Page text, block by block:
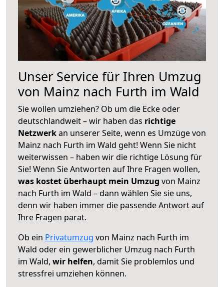
Unser Service für Ihren Umzug
von Mainz nach Furth im Wald
Sie wollen umziehen? Ob um die Ecke oder
deutschlandweit – wir haben das richtige
Netzwerkan unserer Seite, wenn es Umzüge von
Mainz nach Furth im Wald geht! Wenn Sie nicht
weiterwissen – haben wir die richtige Lösung für
Sie! Wenn Sie Antworten auf Ihre Fragen wollen,
was kostet überhaupt mein Umzug von Mainz
nach Furth im Wald – dann wählen Sie sie uns,
denn wir haben immer die passende Antwort auf
Ihre Fragen parat.
Ob ein Privatumzug von Mainz nach Furth im
Wald oder ein gewerblicher Umzug nach Furth
im Wald, wir helfen, damit Sie problemlos und
stressfrei umziehen können.